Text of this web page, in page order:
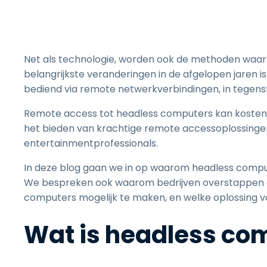
Net als technologie, worden ook de methoden
belangrijkste veranderingen in de afgelopen jaren
bediend via remote netwerkverbindingen, in
Remote access tot headless computers kan
het bieden van krachtige remote
entertainmentprofessionals.
In deze blog gaan we in op waarom headless
We bespreken ook waarom bedrijven
computers mogelijk te maken, en welke oplossing
Wat is headless